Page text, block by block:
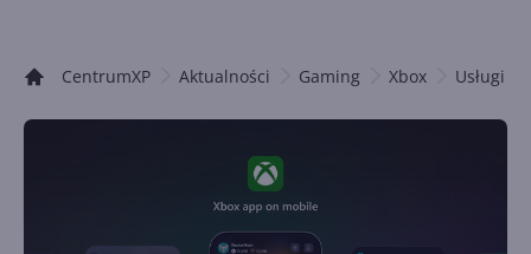
CentrumXP Aktualności Gaming Xbox Usługi